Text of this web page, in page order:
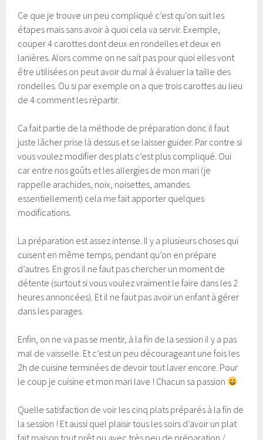
Ce que je trouve un peu compliqué c’est qu’on suit les
étapes mais sans avoir à quoi cela va servir. Exemple,
couper 4 carottes dont deux en rondelles et deux en
lanières. Alors comme on ne sait pas pour quoi elles vont
être utilisées on peut avoir du mal à évaluer la taille des
rondelles. Ou si par exemple on a que trois carottes au lieu
de 4 comment les répartir.
Ca fait partie de la méthode de préparation donc il faut
juste lâcher prise là dessus et se laisser guider. Par contre si
vous voulez modifier des plats c’est plus compliqué. Oui
car entre nos goûts et les allergies de mon mari (je
rappelle arachides, noix, noisettes, amandes
essentiellement) cela me fait apporter quelques
modifications.
La préparation est assez intense. Il y a plusieurs choses qui
cuisent en même temps, pendant qu’on en prépare
d’autres. En gros il ne faut pas chercher un moment de
détente (surtout si vous voulez vraiment le faire dans les 2
heures annoncées). Et il ne faut pas avoir un enfant à gérer
dans les parages.
Enfin, on ne va pas se mentir, à la fin de la session il y a pas
mal de vaisselle. Et c’est un peu décourageant une fois les
2h de cuisine terminées de devoir tout laver encore. Pour
le coup je cuisine et mon mari lave ! Chacun sa passion
Quelle satisfaction de voir les cinq plats préparés à la fin de
la session ! Et aussi quel plaisir tous les soirs d’avoir un plat
fait maison tout prêt ou avec très peu de préparation /